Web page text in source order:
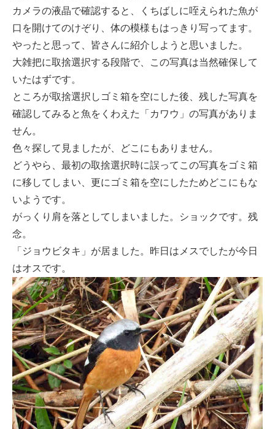
カメラの液晶で確認すると、くちばしに咥えられた魚が
口を開けてのけぞり、体の模様もはっきり写ってます。
やったと思って、皆さんに紹介しようと思いました。
大雑把に取捨選択する段階で、この写真は当然確保して
いたはずです。
ところが取捨選択しゴミ箱を空にした後、残した写真を
確認してみると魚をくわえた「カワウ」の写真がありま
せん。
色々探して見ましたが、どこにもありません。
どうやら、最初の取捨選択時に誤ってこの写真をゴミ箱
に移してしまい、更にゴミ箱を空にしたためどこにもな
いようです。
がっくり肩を落としてしまいました。ショックです。残
念。
「ジョウビタキ」が居ました。昨日はメスでしたが今日
はオスです。